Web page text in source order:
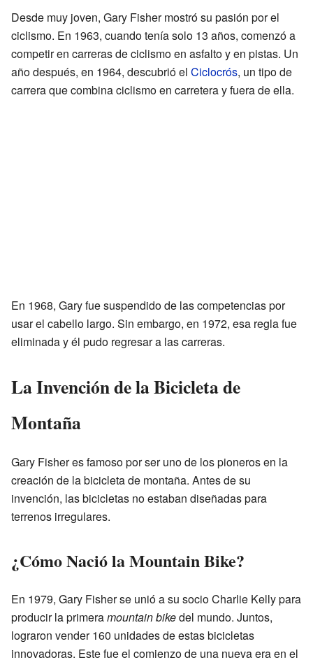
Desde muy joven, Gary Fisher mostró su pasión por el
ciclismo. En 1963, cuando tenía solo 13 años, comenzó a
competir en carreras de ciclismo en asfalto y en pistas. Un
año después, en 1964, descubrió el Ciclocrós, un tipo de
carrera que combina ciclismo en carretera y fuera de ella.
En 1968, Gary fue suspendido de las competencias por
usar el cabello largo. Sin embargo, en 1972, esa regla fue
eliminada y él pudo regresar a las carreras.
La Invención de la Bicicleta de
Montaña
Gary Fisher es famoso por ser uno de los pioneros en la
creación de la bicicleta de montaña. Antes de su
invención, las bicicletas no estaban diseñadas para
terrenos irregulares.
¿Cómo Nació la Mountain Bike?
En 1979, Gary Fisher se unió a su socio Charlie Kelly para
producir la primeramountain bikedel mundo. Juntos,
lograron vender 160 unidades de estas bicicletas
innovadoras. Este fue el comienzo de una nueva era en el